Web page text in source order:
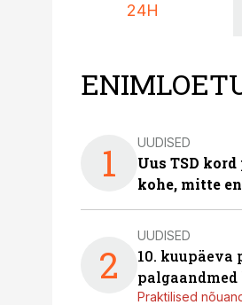
24H
1 UUDISED
Uus TSD
kohe, mitte
2
UUDISED
10. kuupäeva
Praktilised